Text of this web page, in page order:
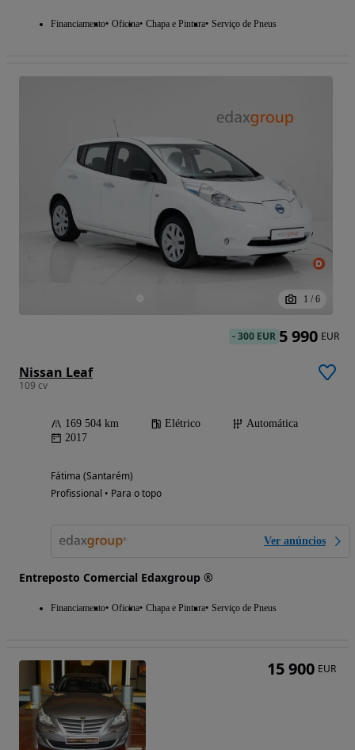
Financiamento Oficina Chapa e Pintura Serviço de Pneus
1 / 6
Nissan Leaf
109 cv
169 504 km Elétrico
Automática
2017
Fátima (Santarém)
Profissional • Para o topo
Ver anúncios
Entreposto Comercial Edaxgroup ®
Financiamento Oficina Chapa e Pintura Serviço de Pneus
-300 EUR 5 990 EUR
15 900 EUR